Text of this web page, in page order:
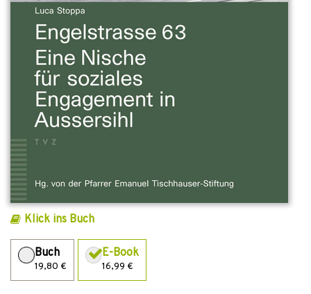
Klick ins Buch
Buch
19,80 €
E-Book
16,99 €